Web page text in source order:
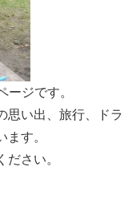
ージです。
思い出、旅行、ドラ
す。
ださい。